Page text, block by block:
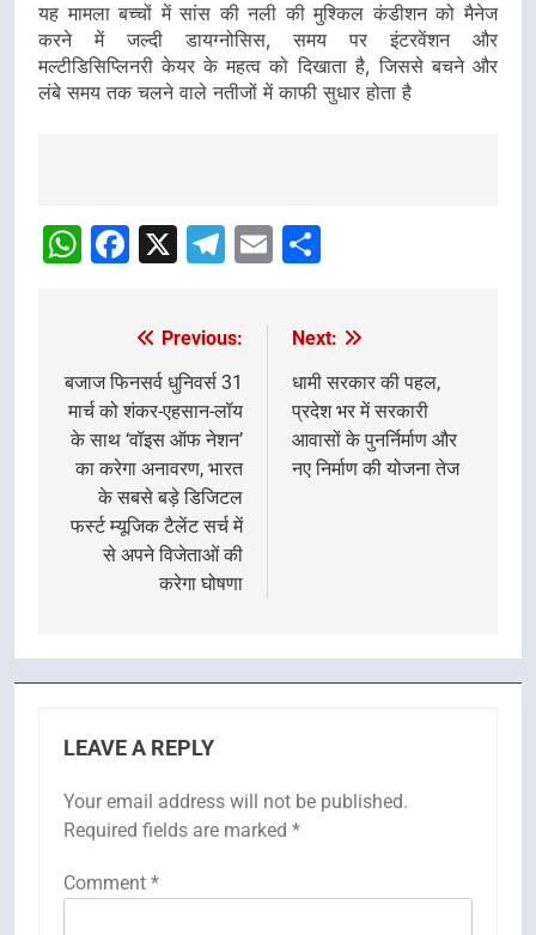
यह मामला बच्चों में सांस की नली की मुश्किल कंडीशन को मैनेज
करने में जल्दी डायग्नोसिस, समय पर इंटरवेंशन और
मल्टीडिसिप्लिनरी केयर के महत्व को दिखाता है, जिससे बचने और
लंबे समय तक चलने वाले नतीजों में काफी सुधार होता है
navigation
WhatsApp
Facebook
X Telegram
Email
navigation
Previous:
बजाज फिनसर्व धुनिवर्स 31
मार्च को शंकर-एहसान-लॉय
के साथ ‘वॉइस ऑफ नेशन’
का करेगा अनावरण, भारत
के सबसे बड़े डिजिटल
फर्स्ट म्यूजिक टैलेंट सर्च में
से अपने विजेताओं की
करेगा घोषणा
Next:
धामी सरकार की पहल,
प्रदेश भर में सरकारी
आवासों के पुनर्निर्माण और
नए निर्माण की योजना तेज
LEAVE A REPLY
Your email address will not be published.
Required fields are marked *
Comment *